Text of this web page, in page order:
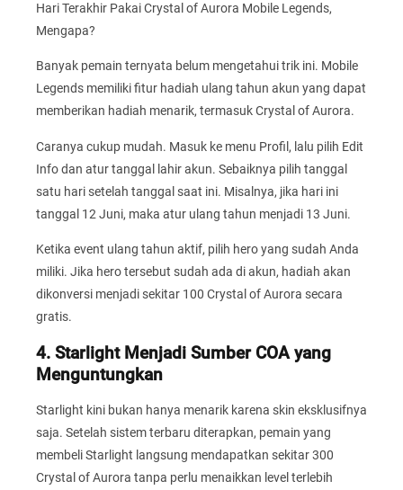
Hari Terakhir Pakai Crystal of Aurora Mobile Legends,
Mengapa?
Banyak pemain ternyata belum mengetahui trik ini. Mobile
Legends memiliki fitur hadiah ulang tahun akun yang dapat
memberikan hadiah menarik, termasuk Crystal of Aurora.
Caranya cukup mudah. Masuk ke menu Profil, lalu pilih Edit
Info dan atur tanggal lahir akun. Sebaiknya pilih tanggal
satu hari setelah tanggal saat ini. Misalnya, jika hari ini
tanggal 12 Juni, maka atur ulang tahun menjadi 13 Juni.
Ketika event ulang tahun aktif, pilih hero yang sudah Anda
miliki. Jika hero tersebut sudah ada di akun, hadiah akan
dikonversi menjadi sekitar 100 Crystal of Aurora secara
gratis.
4. Starlight Menjadi Sumber COA yang
Menguntungkan
Starlight kini bukan hanya menarik karena skin eksklusifnya
saja. Setelah sistem terbaru diterapkan, pemain yang
membeli Starlight langsung mendapatkan sekitar 300
Crystal of Aurora tanpa perlu menaikkan level terlebih